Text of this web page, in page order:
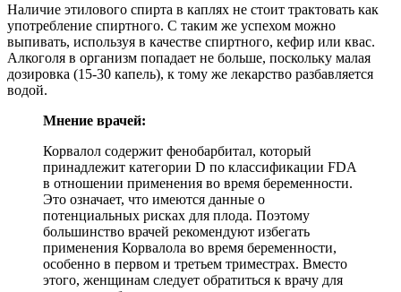
Наличие этилового спирта в каплях не стоит трактовать как
употребление спиртного. С таким же успехом можно
выпивать, используя в качестве спиртного, кефир или квас.
Алкоголя в организм попадает не больше, поскольку малая
дозировка (15-30 капель), к тому же лекарство разбавляется
водой.
Мнение врачей:
Корвалол содержит фенобарбитал, который
принадлежит категории D по классификации FDA
в отношении применения во время беременности.
Это означает, что имеются данные о
потенциальных рисках для плода. Поэтому
большинство врачей рекомендуют избегать
применения Корвалола во время беременности,
особенно в первом и третьем триместрах. Вместо
этого, женщинам следует обратиться к врачу для